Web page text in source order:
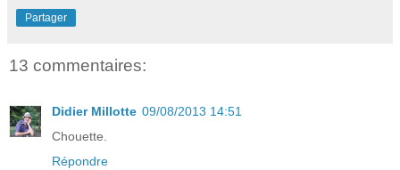
Partager
13 commentaires:
Didier Millotte 09/08/2013 14:51
Chouette.
Répondre